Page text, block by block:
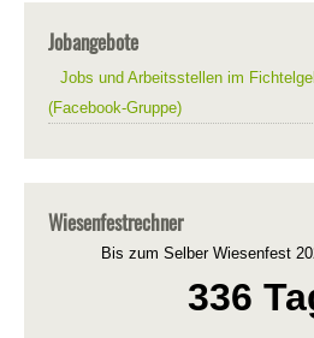
Jobangebote
Jobs und Arbeitsstellen im
(Facebook-Gruppe)
Wiesenfestrechner
Bis zum Selber Wiesenfest
336